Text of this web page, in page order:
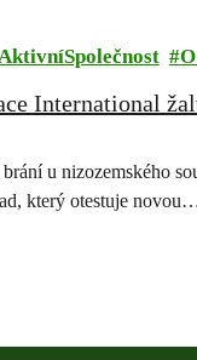
International
u nizozemského
který otestuje